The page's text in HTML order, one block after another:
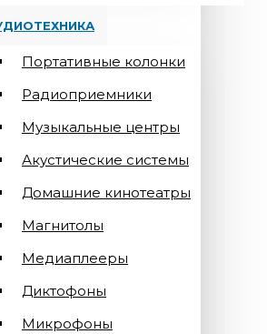
Портативные колонки
Радиоприемники
Музыкальные центры
Акустические системы
Домашние кинотеатры
Магнитолы
Медиаплееры
Диктофоны
Микрофоны